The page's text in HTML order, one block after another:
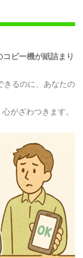
ピー機が紙詰まり
きるのに、あなたの
がざわつきます。